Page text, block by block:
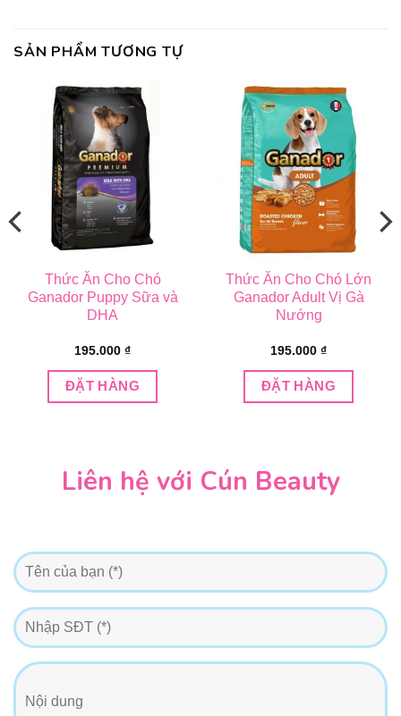
SẢN PHẨM TƯƠNG TỰ
Thức Ăn Cho Chó
Ganador Puppy Sữa và
DHA
195.000 ₫
ĐẶT HÀNG
Thức Ăn Cho Chó Lớn
Ganador Adult Vị Gà
Nướng
195.000 ₫
ĐẶT HÀNG
Liên hệ với Cún Beauty